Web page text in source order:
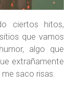
ciertos hitos,
que vamos
algo que
extrañamente
saco risas.